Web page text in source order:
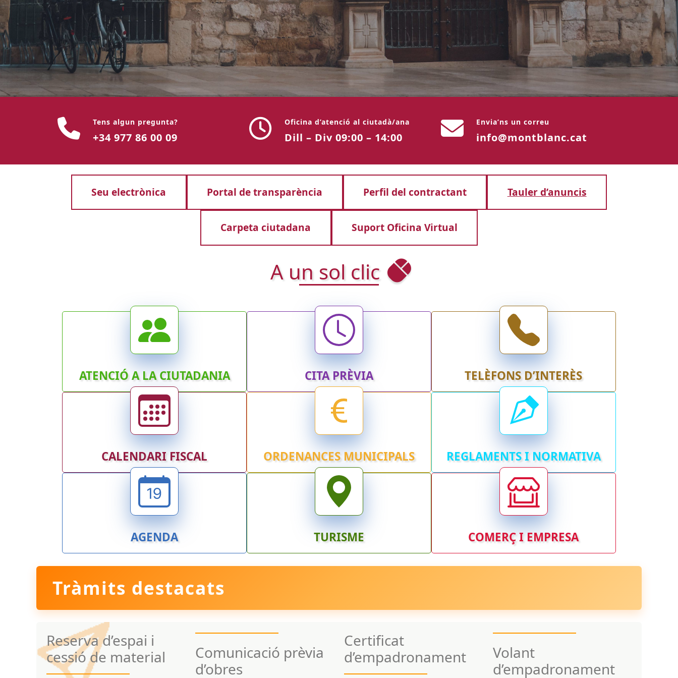
Tens algun pregunta?
+34 977 86 00 09
Oficina d’atenció al ciutadà/ana
Dill – Div 09:00 – 14:00
Envia’ns un correu
info@montblanc.cat
Seu electrònica Portal de transparència Perfil del contractant Tauler d’anuncis
Carpeta ciutadana Suport Oficina Virtual
A un sol clic
ATENCIÓ A LA CIUTADANIA CITA PRÈVIA TELÈFONS D’INTERÈS
CALENDARI FISCAL ORDENANCES MUNICIPALS REGLAMENTS I NORMATIVA
AGENDA TURISME COMERÇ I EMPRESA
Tràmits destacats
Reserva d’espai i
cessió de material
Comunicació prèvia
d’obres
Certificat
d’empadronament
Volant
d’empadronament